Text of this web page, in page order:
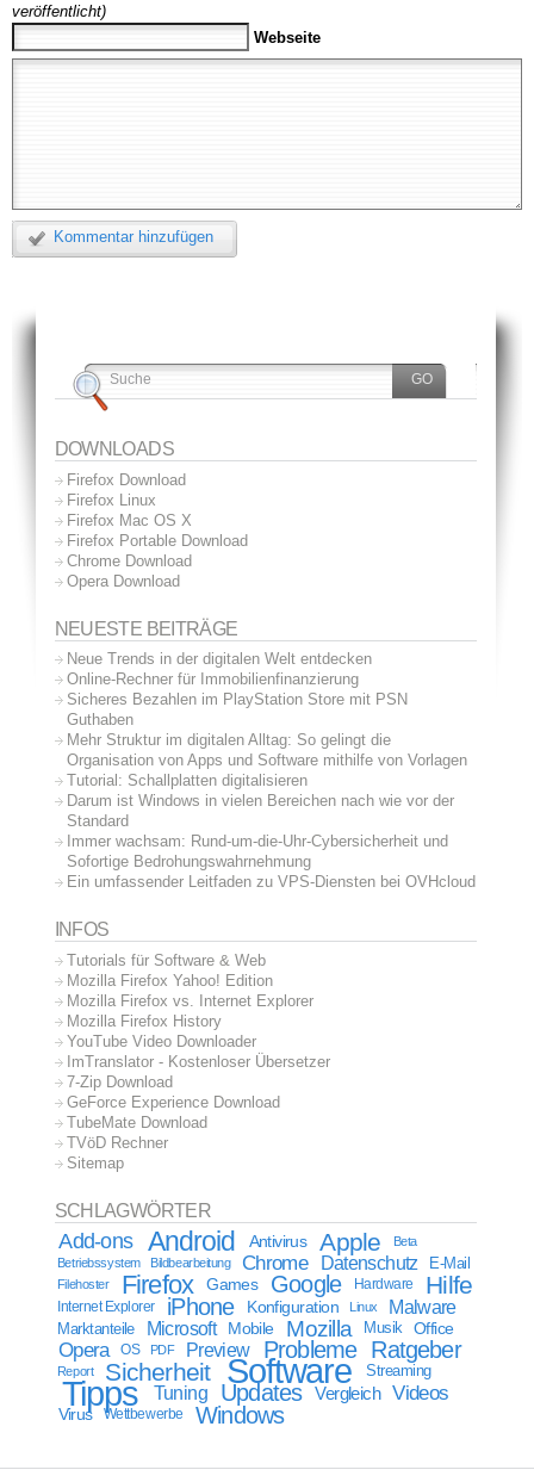
veröffentlicht)
Webseite
Kommentar hinzufügen
DOWNLOADS
Firefox Download
Firefox Linux
Firefox Mac OS X
Firefox Portable Download
Chrome Download
Opera Download
NEUESTE BEITRÄGE
Neue Trends in der digitalen Welt entdecken
Online-Rechner für Immobilienfinanzierung
Sicheres Bezahlen im PlayStation Store mit PSN
Guthaben
Mehr Struktur im digitalen Alltag: So gelingt die
Organisation von Apps und Software mithilfe von Vorlagen
Tutorial: Schallplatten digitalisieren
Darum ist Windows in vielen Bereichen nach wie vor der
Standard
Immer wachsam: Rund-um-die-Uhr-Cybersicherheit und
Sofortige Bedrohungswahrnehmung
Ein umfassender Leitfaden zu VPS-Diensten bei OVHcloud
INFOS
Tutorials für Software & Web
Mozilla Firefox Yahoo! Edition
Mozilla Firefox vs. Internet Explorer
Mozilla Firefox History
YouTube Video Downloader
ImTranslator - Kostenloser Übersetzer
7-Zip Download
GeForce Experience Download
TubeMate Download
TVöD Rechner
Sitemap
SCHLAGWÖRTER
Add-ons Android Antivirus Apple
Beta
Betriebssystem
Bildbearbeitung Chrome Datenschutz E-Mail
Filehoster Firefox Games Google Hardware Hilfe
Internet Explorer iPhone Konfiguration Linux Malware
Marktanteile Microsoft Mobile Mozilla Musik Office
Opera OS PDF Preview Probleme Ratgeber
Report Sicherheit Software Streaming
Tipps Tuning Updates Vergleich Videos
Virus Wettbewerbe Windows